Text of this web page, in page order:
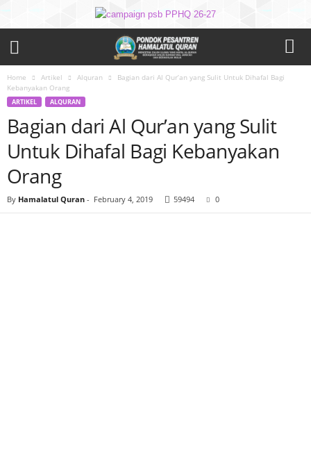
Home Artikel Alquran
Bagian dari Al Qur’an yang Sulit Untuk Dihafal Bagi
Kebanyakan Orang
ARTIKEL ALQURAN
Bagian dari Al Qur’an yang Sulit
Untuk Dihafal Bagi Kebanyakan
Orang
By Hamalatul Quran - February 4, 2019 59494 0